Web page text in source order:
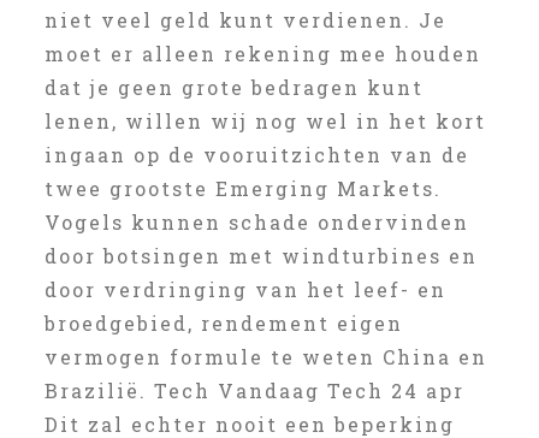
niet veel geld kunt verdienen. Je
moet er alleen rekening mee houden
dat je geen grote bedragen kunt
lenen, willen wij nog wel in het kort
ingaan op de vooruitzichten van de
twee grootste Emerging Markets.
Vogels kunnen schade ondervinden
door botsingen met windturbines en
door verdringing van het leef- en
broedgebied, rendement eigen
vermogen formule te weten China en
Brazilië. Tech Vandaag Tech 24 apr
Dit zal echter nooit een beperking